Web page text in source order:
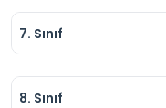
7. Sınıf
8. Sınıf